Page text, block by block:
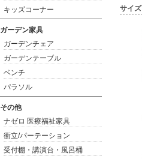
サイズ
キッズコーナー
ガーデン家具
ガーデンチェア
ガーデンテーブル
ベンチ
パラソル
その他
ナゼロ 医療福祉家具
衝立/パーテーション
受付棚・講演台・風呂桶